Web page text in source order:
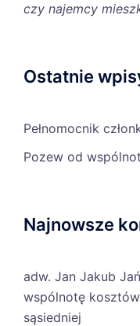
czy najemcy
Ostatnie
Pełnomocnik
Pozew od
Najnowsze
adw. Jan Jakub
wspólnotę
sąsiedniej